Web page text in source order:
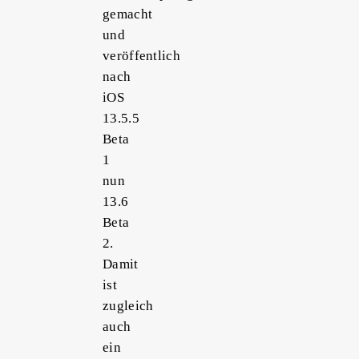
gemacht
und
veröffentlich
nach
iOS
13.5.5
Beta
1
nun
13.6
Beta
2.
Damit
ist
zugleich
auch
ein